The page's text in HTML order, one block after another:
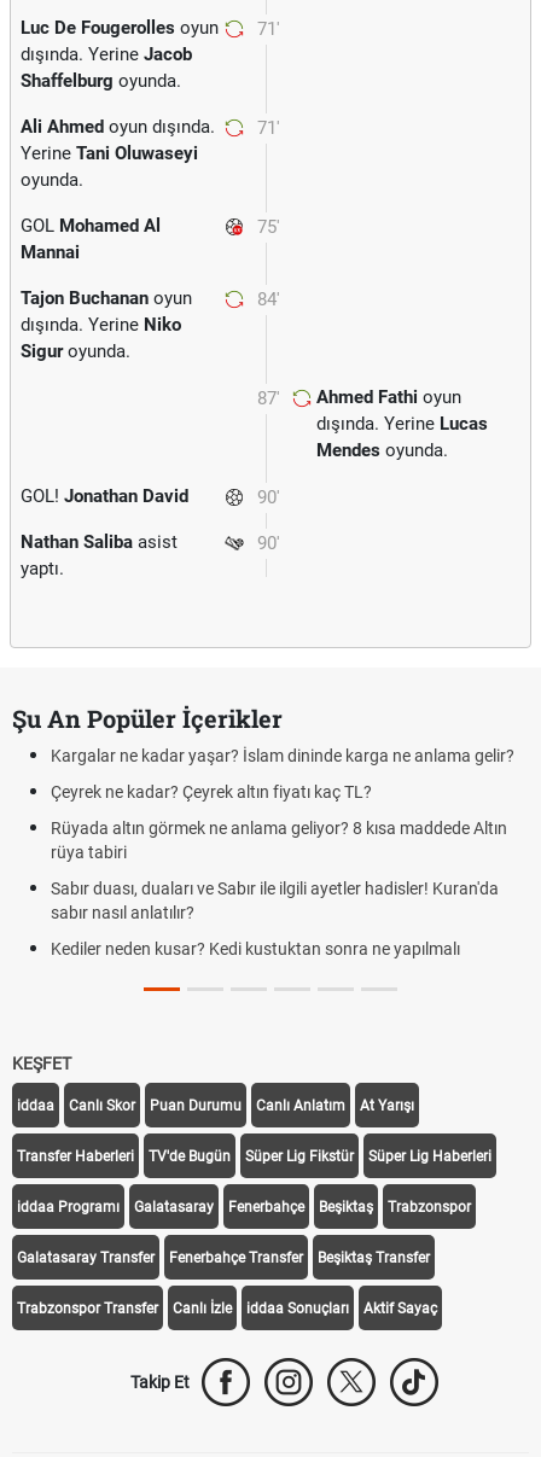
71'
Luc De Fougerolles oyun
dışında. Yerine Jacob
Shaffelburg oyunda.
71'
Ali Ahmed oyun dışında.
Yerine Tani Oluwaseyi
oyunda.
75'
GOL Mohamed Al
Mannai
84'
Tajon Buchanan oyun
dışında. Yerine Niko
Siguroyunda.
87' Ahmed Fathi oyun
dışında. Yerine Lucas
Mendes oyunda.
90'
GOL! Jonathan David
90'
Nathan Saliba asist
yaptı.
Şu An Popüler İçerikler
Kargalar ne kadar yaşar? İslam dininde karga ne anlama gelir?
Çeyrek ne kadar? Çeyrek altın fiyatı kaç TL?
Rüyada altın görmek ne anlama geliyor? 8 kısa maddede Altın
rüya tabiri
Sabır duası, duaları ve Sabır ile ilgili ayetler hadisler! Kuran'da
sabır nasıl anlatılır?
Kediler neden kusar? Kedi kustuktan sonra ne yapılmalı
KEŞFET
iddaa Canlı Skor Puan Durumu Canlı Anlatım At Yarışı
Transfer Haberleri TV'de Bugün Süper Lig Fikstür Süper Lig Haberleri
iddaa Programı Galatasaray Fenerbahçe Beşiktaş Trabzonspor
Galatasaray Transfer Fenerbahçe Transfer Beşiktaş Transfer
Trabzonspor Transfer Canlı İzle iddaa Sonuçları Aktif Sayaç
Takip Et